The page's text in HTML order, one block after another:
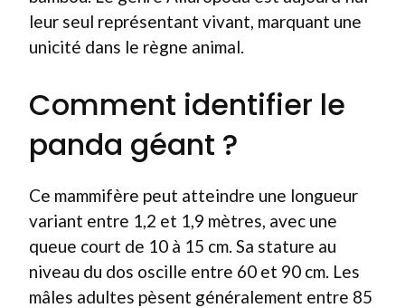
leur seul représentant vivant, marquant une
unicité dans le règne animal.
Comment identifier le
panda géant ?
Ce mammifère peut atteindre une longueur
variant entre 1,2 et 1,9 mètres, avec une
queue court de 10 à 15 cm. Sa stature au
niveau du dos oscille entre 60 et 90 cm. Les
mâles adultes pèsent généralement entre 85